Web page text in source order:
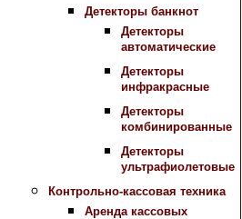
Детекторы банкнот
Детекторы
автоматические
Детекторы
инфракрасные
Детекторы
комбинированные
Детекторы
ультрафиолетовые
Контрольно-кассовая техника
Аренда кассовых